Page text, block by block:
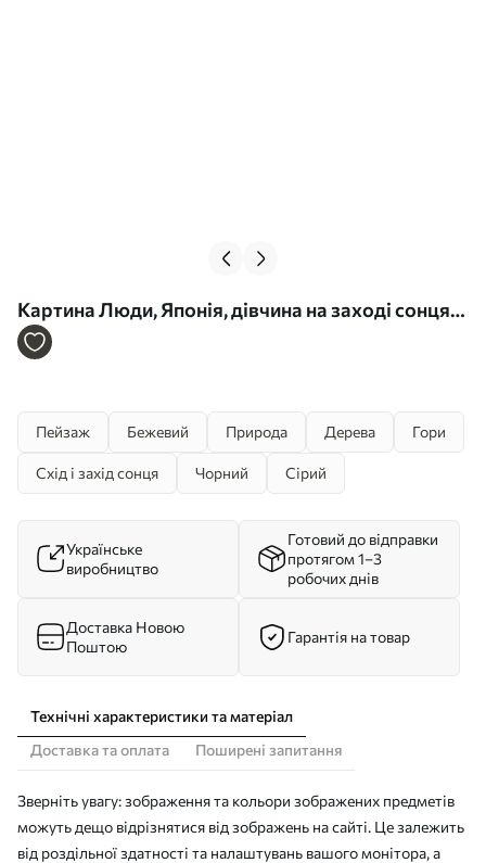
Картина Люди, Японія, дівчина на заході сонця
на тлі сакур і гір Арт. s43256
Пейзаж Бежевий Природа Дерева Гори
Схід і захід сонця Чорний Сірий
Українське
виробництво
Готовий до відправки
протягом 1–3
робочих днів
Доставка Новою
Поштою
Гарантія на товар
Технічні характеристики та матеріал
Доставка та оплата
Поширені запитання
Зверніть увагу: зображення та кольори зображених предметів
можуть дещо відрізнятися від зображень на сайті. Це залежить
від роздільної здатності та налаштувань вашого монітора, а